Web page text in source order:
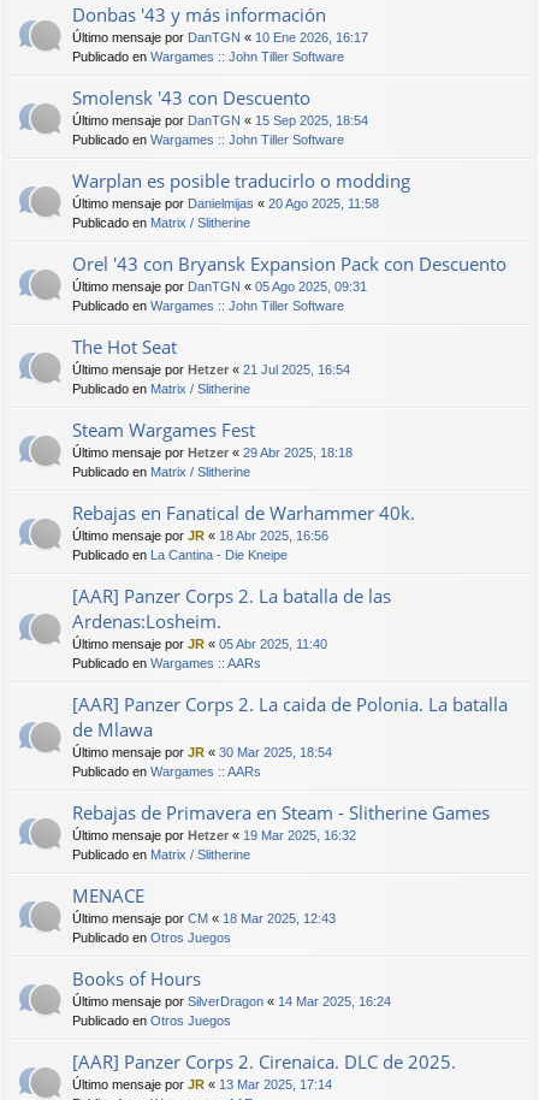
Donbas '43 y más información
Último mensaje por DanTGN « 10 Ene 2026, 16:17
Publicado en Wargames :: John Tiller Software
Smolensk '43 con Descuento
Último mensaje por DanTGN « 15 Sep 2025, 18:54
Publicado en Wargames :: John Tiller Software
Warplan es posible traducirlo o modding
Último mensaje por Danielmijas « 20 Ago 2025, 11:58
Publicado en Matrix / Slitherine
Orel '43 con Bryansk Expansion Pack con Descuento
Último mensaje por DanTGN « 05 Ago 2025, 09:31
Publicado en Wargames :: John Tiller Software
The Hot Seat
Último mensaje por Hetzer « 21 Jul 2025, 16:54
Publicado en Matrix / Slitherine
Steam Wargames Fest
Último mensaje por Hetzer « 29 Abr 2025, 18:18
Publicado en Matrix / Slitherine
Rebajas en Fanatical de Warhammer 40k.
Último mensaje por JR « 18 Abr 2025, 16:56
Publicado en La Cantina - Die Kneipe
[AAR] Panzer Corps 2. La batalla de las
Ardenas:Losheim.
Último mensaje por JR « 05 Abr 2025, 11:40
Publicado en Wargames :: AARs
[AAR] Panzer Corps 2. La caida de Polonia. La batalla
de Mlawa
Último mensaje por JR « 30 Mar 2025, 18:54
Publicado en Wargames :: AARs
Rebajas de Primavera en Steam - Slitherine Games
Último mensaje por Hetzer « 19 Mar 2025, 16:32
Publicado en Matrix / Slitherine
MENACE
Último mensaje por CM « 18 Mar 2025, 12:43
Publicado en Otros Juegos
Books of Hours
Último mensaje por SilverDragon « 14 Mar 2025, 16:24
Publicado en Otros Juegos
[AAR] Panzer Corps 2. Cirenaica. DLC de 2025.
Último mensaje por JR « 13 Mar 2025, 17:14